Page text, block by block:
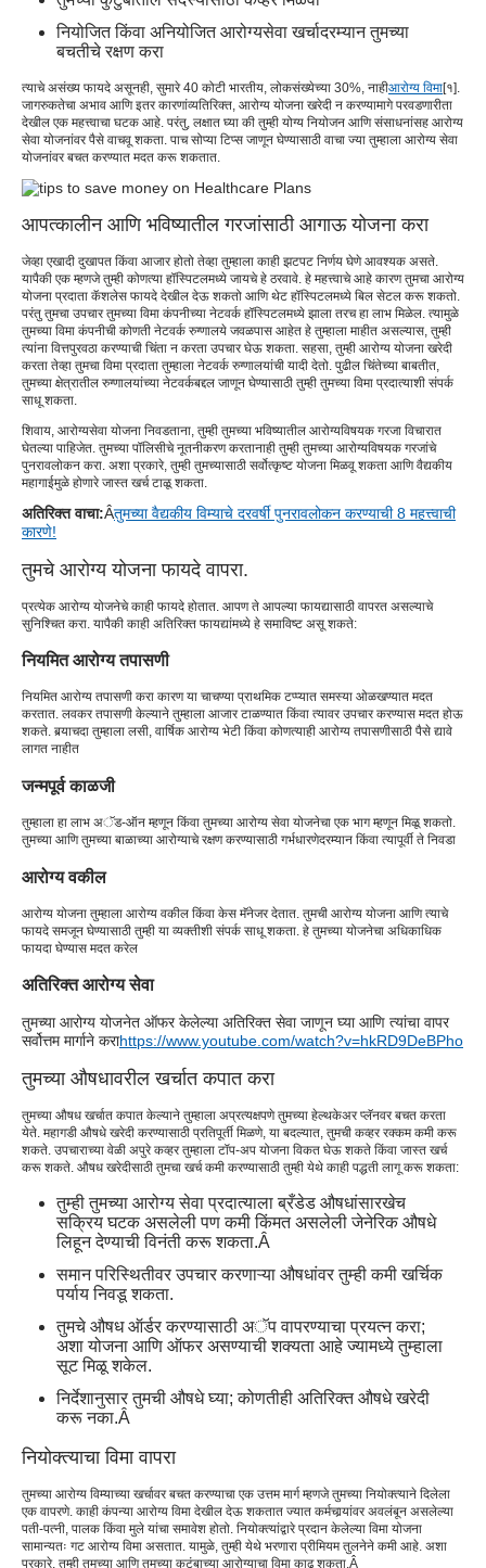
नियोजित किंवा अनियोजित आरोग्यसेवा खर्चादरम्यान तुमच्या
बचतीचे रक्षण करा
त्याचे असंख्य फायदे असूनही, सुमारे 40 कोटी भारतीय, लोकसंख्येच्या 30%, नाहीआरोग्य विमा[१].
जागरुकतेचा अभाव आणि इतर कारणांव्यतिरिक्त, आरोग्य योजना खरेदी न करण्यामागे परवडणारीता
देखील एक महत्त्वाचा घटक आहे. परंतु, लक्षात घ्या की तुम्ही योग्य नियोजन आणि संसाधनांसह आरोग्य
सेवा योजनांवर पैसे वाचवू शकता. पाच सोप्या टिप्स जाणून घेण्यासाठी वाचा ज्या तुम्हाला आरोग्य सेवा
योजनांवर बचत करण्यात मदत करू शकतात.
आपत्कालीन आणि भविष्यातील गरजांसाठी आगाऊ योजना करा
जेव्हा एखादी दुखापत किंवा आजार होतो तेव्हा तुम्हाला काही झटपट निर्णय घेणे आवश्यक असते.
यापैकी एक म्हणजे तुम्ही कोणत्या हॉस्पिटलमध्ये जायचे हे ठरवावे. हे महत्त्वाचे आहे कारण तुमचा आरोग्य
योजना प्रदाता कॅशलेस फायदे देखील देऊ शकतो आणि थेट हॉस्पिटलमध्ये बिल सेटल करू शकतो.
परंतु तुमचा उपचार तुमच्या विमा कंपनीच्या नेटवर्क हॉस्पिटलमध्ये झाला तरच हा लाभ मिळेल. त्यामुळे
तुमच्या विमा कंपनीची कोणती नेटवर्क रुग्णालये जवळपास आहेत हे तुम्हाला माहीत असल्यास, तुम्ही
त्यांना वित्तपुरवठा करण्याची चिंता न करता उपचार घेऊ शकता. सहसा, तुम्ही आरोग्य योजना खरेदी
करता तेव्हा तुमचा विमा प्रदाता तुम्हाला नेटवर्क रुग्णालयांची यादी देतो. पुढील चिंतेच्या बाबतीत,
तुमच्या क्षेत्रातील रुग्णालयांच्या नेटवर्कबद्दल जाणून घेण्यासाठी तुम्ही तुमच्या विमा प्रदात्याशी संपर्क
साधू शकता.
शिवाय, आरोग्यसेवा योजना निवडताना, तुम्ही तुमच्या भविष्यातील आरोग्यविषयक गरजा विचारात
घेतल्या पाहिजेत. तुमच्या पॉलिसीचे नूतनीकरण करतानाही तुम्ही तुमच्या आरोग्यविषयक गरजांचे
पुनरावलोकन करा. अशा प्रकारे, तुम्ही तुमच्यासाठी सर्वोत्कृष्ट योजना मिळवू शकता आणि वैद्यकीय
महागाईमुळे होणारे जास्त खर्च टाळू शकता.
अतिरिक्त वाचा:Âतुमच्या वैद्यकीय विम्याचे दरवर्षी पुनरावलोकन करण्याची 8 महत्त्वाची
कारणे!
तुमचे आरोग्य योजना फायदे वापरा.
प्रत्येक आरोग्य योजनेचे काही फायदे होतात. आपण ते आपल्या फायद्यासाठी वापरत असल्याचे
सुनिश्चित करा. यापैकी काही अतिरिक्त फायद्यांमध्ये हे समाविष्ट असू शकते:
नियमित आरोग्य तपासणी
नियमित आरोग्य तपासणी करा कारण या चाचण्या प्राथमिक टप्प्यात समस्या ओळखण्यात मदत
करतात. लवकर तपासणी केल्याने तुम्हाला आजार टाळण्यात किंवा त्यावर उपचार करण्यास मदत होऊ
शकते. बर्‍याचदा तुम्हाला लसी, वार्षिक आरोग्य भेटी किंवा कोणत्याही आरोग्य तपासणीसाठी पैसे द्यावे
लागत नाहीत
जन्मपूर्व काळजी
तुम्हाला हा लाभ अॅड-ऑन म्हणून किंवा तुमच्या आरोग्य सेवा योजनेचा एक भाग म्हणून मिळू शकतो.
तुमच्या आणि तुमच्या बाळाच्या आरोग्याचे रक्षण करण्यासाठी गर्भधारणेदरम्यान किंवा त्यापूर्वी ते निवडा
आरोग्य वकील
आरोग्य योजना तुम्हाला आरोग्य वकील किंवा केस मॅनेजर देतात. तुमची आरोग्य योजना आणि त्याचे
फायदे समजून घेण्यासाठी तुम्ही या व्यक्तीशी संपर्क साधू शकता. हे तुमच्या योजनेचा अधिकाधिक
फायदा घेण्यास मदत करेल
अतिरिक्त आरोग्य सेवा
तुमच्या आरोग्य योजनेत ऑफर केलेल्या अतिरिक्त सेवा जाणून घ्या आणि त्यांचा वापर
सर्वोत्तम मार्गाने कराhttps://www.youtube.com/watch?v=hkRD9DeBPho
तुमच्या औषधावरील खर्चात कपात करा
तुमच्‍या औषध खर्चात कपात केल्‍याने तुम्‍हाला अप्रत्‍यक्षपणे तुमच्‍या हेल्‍थकेअर प्‍लॅनवर बचत करता
येते. महागडी औषधे खरेदी करण्यासाठी प्रतिपूर्ती मिळणे, या बदल्यात, तुमची कव्हर रक्कम कमी करू
शकते. उपचाराच्या वेळी अपुरे कव्हर तुम्हाला टॉप-अप योजना विकत घेऊ शकते किंवा जास्त खर्च
करू शकते. औषध खरेदीसाठी तुमचा खर्च कमी करण्यासाठी तुम्ही येथे काही पद्धती लागू करू शकता:
तुम्ही तुमच्या आरोग्य सेवा प्रदात्याला ब्रँडेड औषधांसारखेच
सक्रिय घटक असलेली पण कमी किंमत असलेली जेनेरिक औषधे
लिहून देण्याची विनंती करू शकता.Â
समान परिस्थितीवर उपचार करणाऱ्या औषधांवर तुम्ही कमी खर्चिक
पर्याय निवडू शकता.
तुमचे औषध ऑर्डर करण्यासाठी अॅप वापरण्याचा प्रयत्न करा;
अशा योजना आणि ऑफर असण्याची शक्यता आहे ज्यामध्ये तुम्हाला
सूट मिळू शकेल.
निर्देशानुसार तुमची औषधे घ्या; कोणतीही अतिरिक्त औषधे खरेदी
करू नका.Â
नियोक्त्याचा विमा वापरा
तुमच्या आरोग्य विम्याच्या खर्चावर बचत करण्याचा एक उत्तम मार्ग म्हणजे तुमच्या नियोक्त्याने दिलेला
एक वापरणे. काही कंपन्या आरोग्य विमा देखील देऊ शकतात ज्यात कर्मचार्‍यांवर अवलंबून असलेल्या
पती-पत्नी, पालक किंवा मुले यांचा समावेश होतो. नियोक्त्यांद्वारे प्रदान केलेल्या विमा योजना
सामान्यतः गट आरोग्य विमा असतात. यामुळे, तुम्ही येथे भरणारा प्रीमियम तुलनेने कमी आहे. अशा
प्रकारे, तुम्ही तुमच्या आणि तुमच्या कुटुंबाच्या आरोग्याचा विमा काढू शकता.Â